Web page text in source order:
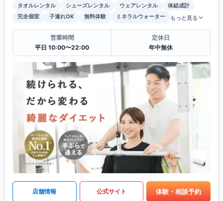
タオルレンタル シューズレンタル ウェアレンタル
体組成計
完全個室
子連れOK 無料体験 ミネラルウォーター もっと見る
営業時間
平日 10:00〜22:00
定休日
年中無休
店舗情報 公式サイト 体験・相談予約